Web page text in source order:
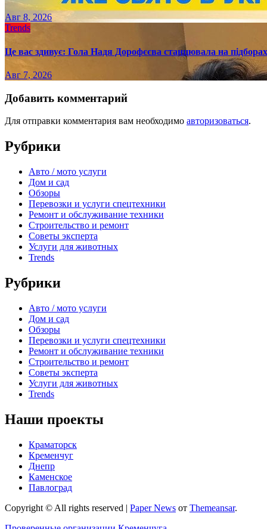
Авг 8, 2026
Trends
Це вас здивує: Гола Надя Дорофєєва станцювала на
Авг 7, 2026
Добавить комментарий
Для отправки комментария вам необходимо авторизоваться.
Рубрики
Авто / мото услуги
Дом и сад
Обзоры
Перевозки и услуги спецтехники
Ремонт и обслуживание техники
Строительство и ремонт
Советы эксперта
Услуги для животных
Trends
Рубрики
Авто / мото услуги
Дом и сад
Обзоры
Перевозки и услуги спецтехники
Ремонт и обслуживание техники
Строительство и ремонт
Советы эксперта
Услуги для животных
Trends
Наши проекты
Краматорск
Кременчуг
Днепр
Каменское
Павлоград
Copyright © All rights reserved | Paper News от Themeansar.